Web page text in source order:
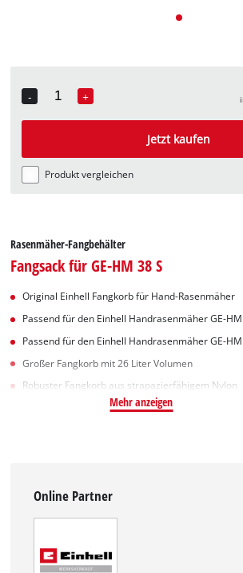
-
Quantity
+
Jetzt kaufen
Produkt vergleichen
Rasenmäher-Fangbehälter
Fangsack für GE-HM 38 S
Original Einhell Fangkorb für Hand-Rasenmäher
Passend für den Einhell Handrasenmäher GE-HM
Passend für den Einhell Handrasenmäher GE-HM
Großer Fangkorb mit 26 Liter Volumen
Robuster Fangkorb aus strapazierfähigem Nylon
Mehr anzeigen
Online Partner